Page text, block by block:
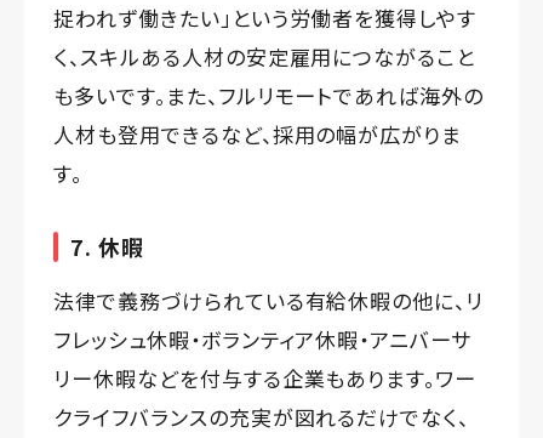
捉われず働きたい」という労働者を獲得しやす
く、スキルある人材の安定雇用につながること
も多いです。また、フルリモートであれば海外の
人材も登用できるなど、採用の幅が広がりま
す。
7. 休暇
法律で義務づけられている有給休暇の他に、リ
フレッシュ休暇・ボランティア休暇・アニバーサ
リー休暇などを付与する企業もあります。ワー
クライフバランスの充実が図れるだけでなく、